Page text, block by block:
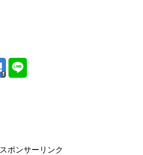
スポンサーリンク